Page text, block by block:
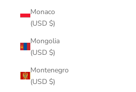
Monaco
(USD $)
Mongolia
(USD $)
Montenegro
(USD $)